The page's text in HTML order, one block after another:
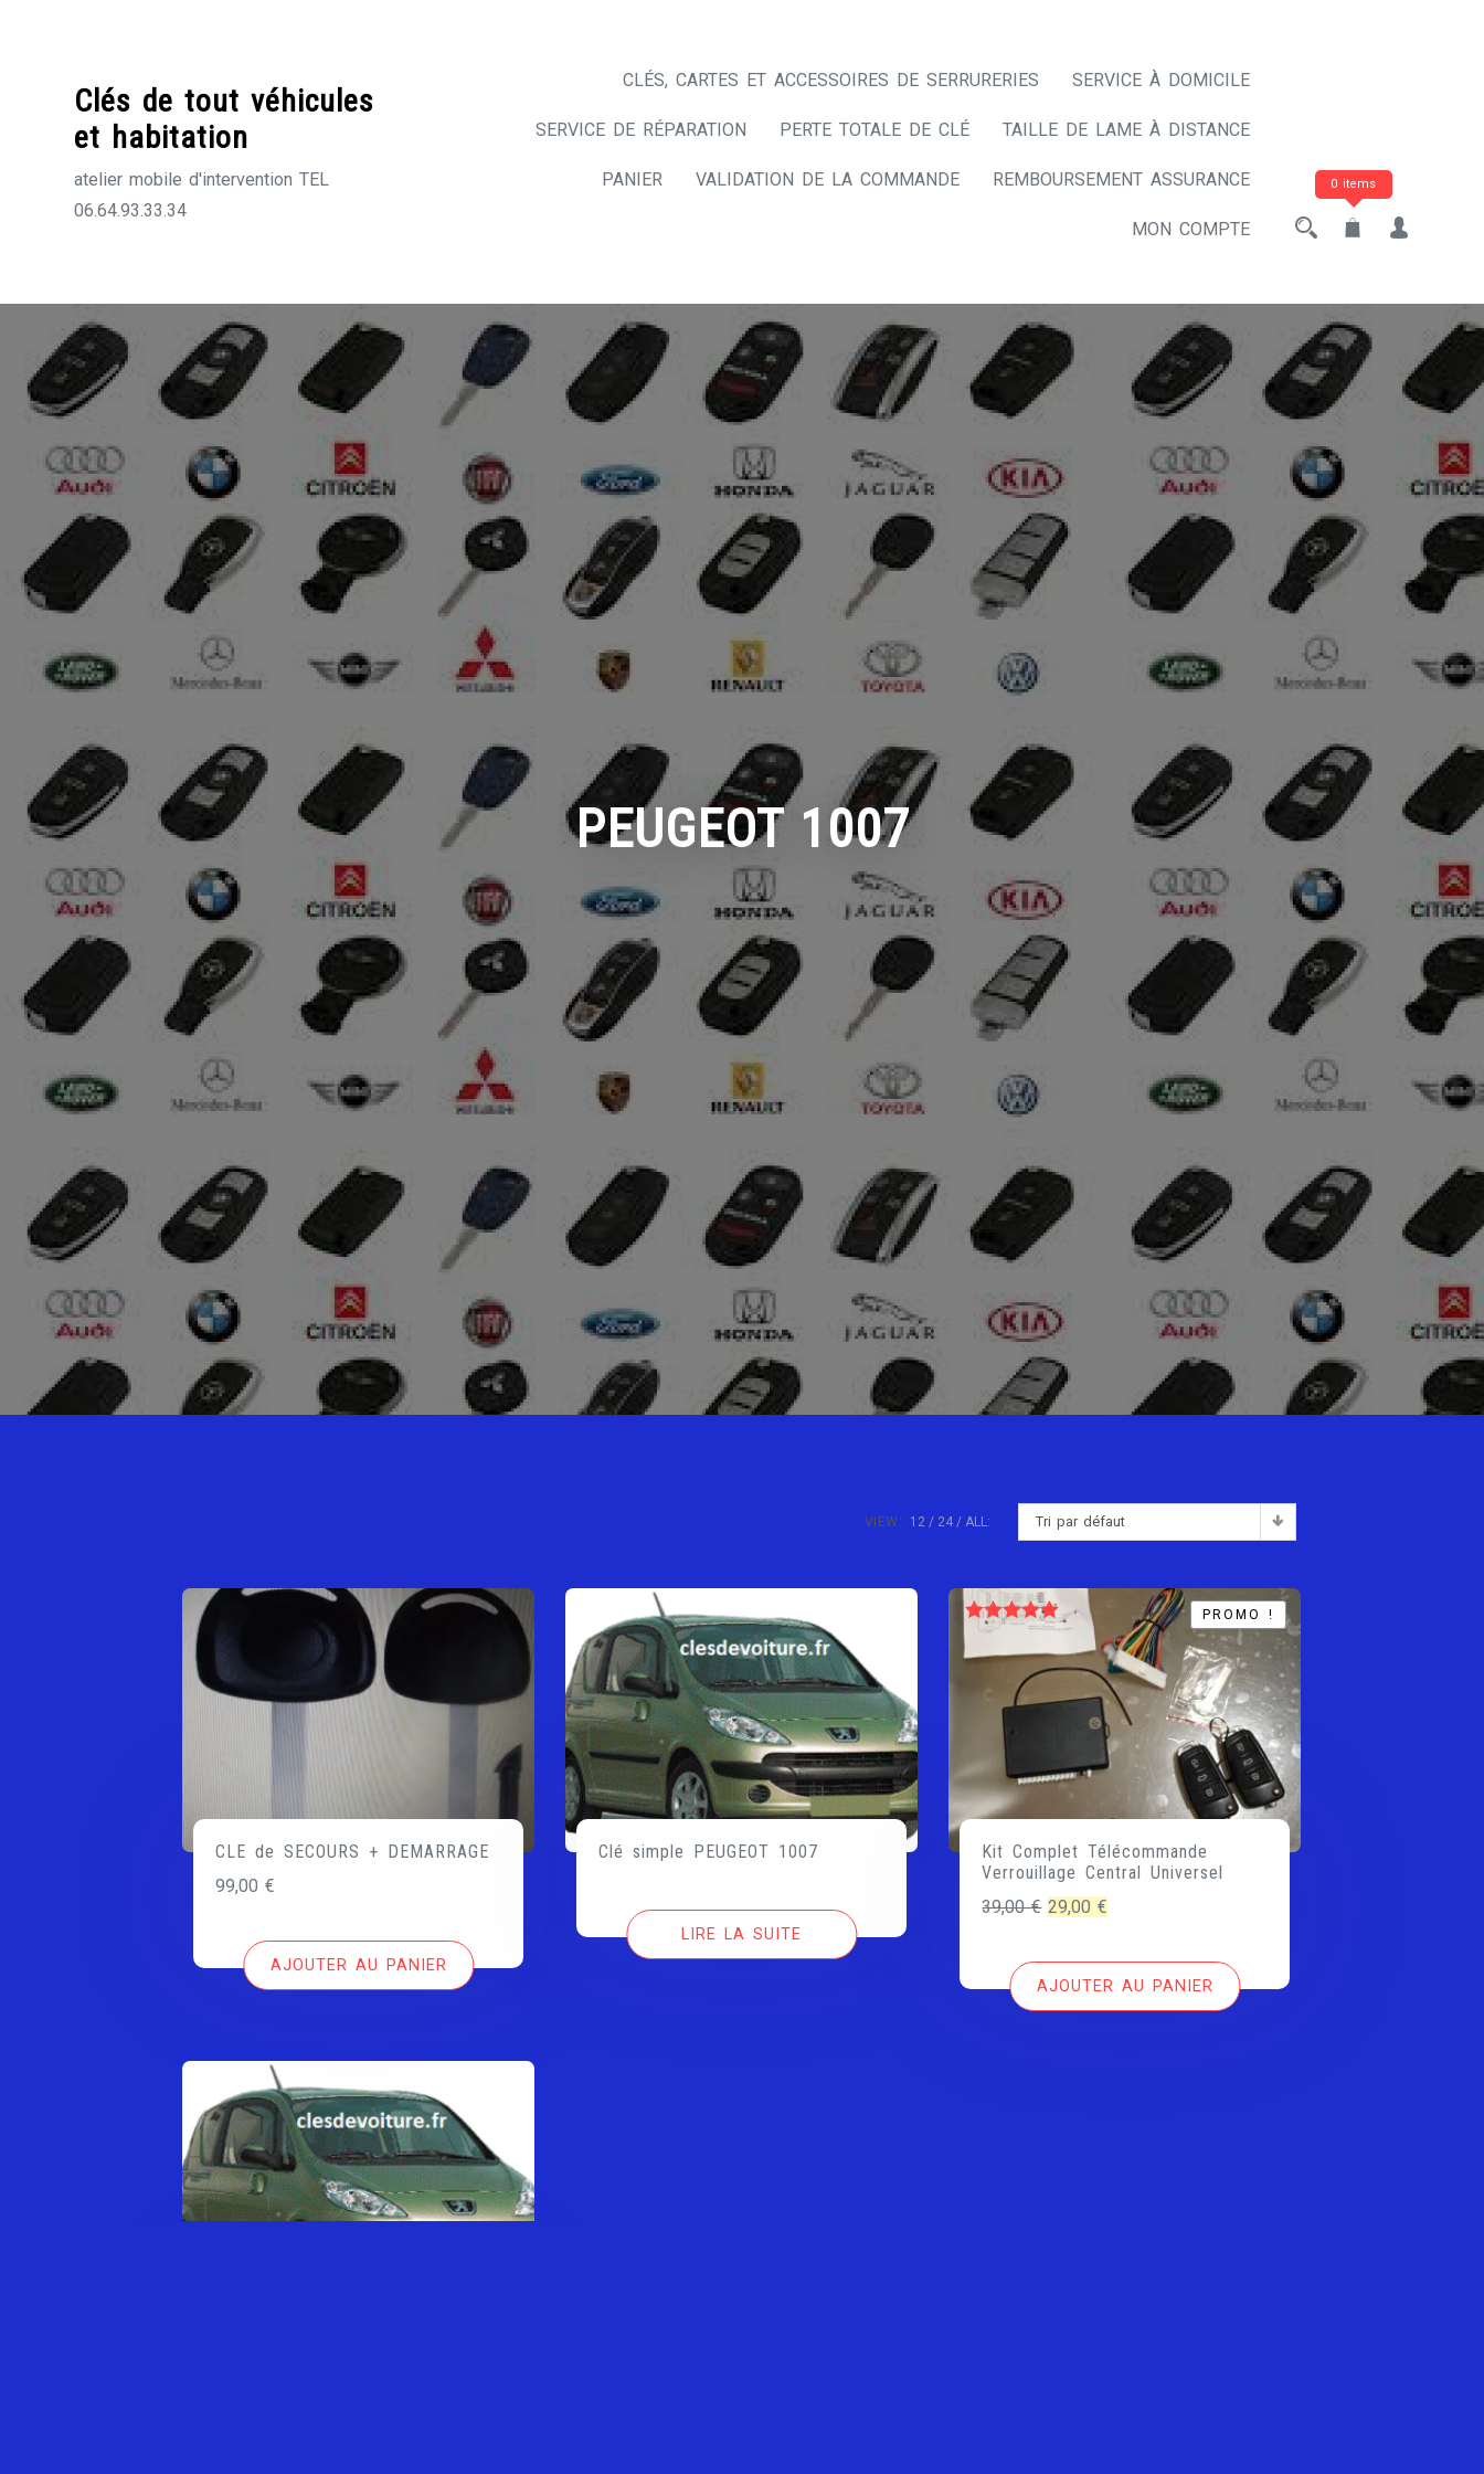
Clés de tout véhicules
et habitation
atelier mobile d'intervention TEL
06.64.93.33.34
CLÉS, CARTES ET ACCESSOIRES DE SERRURERIES SERVICE À DOMICILE
SERVICE DE RÉPARATION PERTE TOTALE DE CLÉ TAILLE DE LAME À DISTANCE
PANIER VALIDATION DE LA COMMANDE REMBOURSEMENT ASSURANCE
MON COMPTE
0 items
PEUGEOT 1007
Tri par défaut
VIEW: 12 24 ALL:
CLE de SECOURS + DEMARRAGE
99,00€
AJOUTER AU PANIER
Clé simple PEUGEOT 1007
LIRE LA SUITE
Note
5.00
sur 5
PROMO !
PROMO !
Kit Complet Télécommande
Verrouillage Central Universel
39,00€ Le
initial
était :
29,00€
actuel
est :
AJOUTER AU PANIER